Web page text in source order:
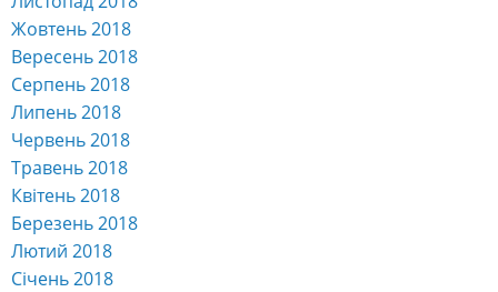
Жовтень 2018
Вересень 2018
Серпень 2018
Липень 2018
Червень 2018
Травень 2018
Квітень 2018
Березень 2018
Лютий 2018
Січень 2018